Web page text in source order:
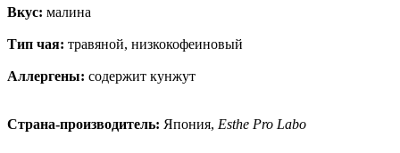
Вкус: малина
Тип чая: травяной, низкокофеиновый
Аллергены: содержит кунжут
Страна-производитель: Япония, Esthe Pro Labo